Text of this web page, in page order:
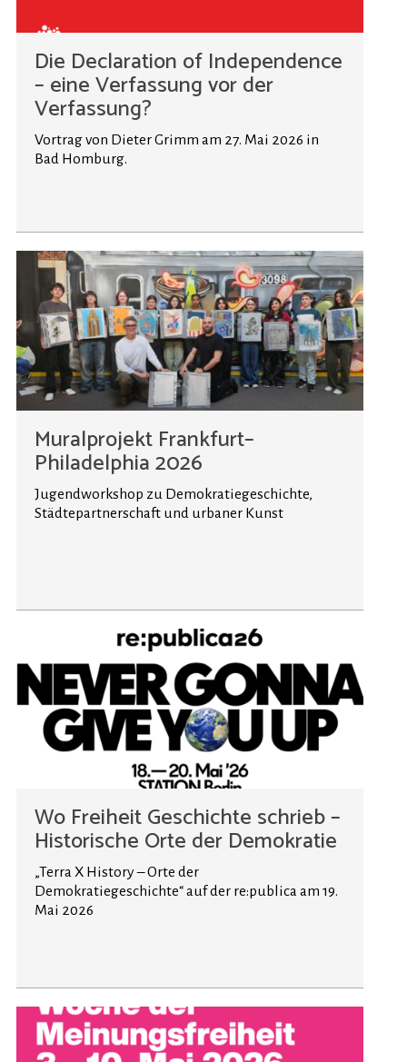
Die Declaration of Independence
– eine Verfassung vor der
Verfassung?
Vortrag von Dieter Grimm am 27. Mai 2026 in
Bad Homburg.
Muralprojekt Frankfurt–
Philadelphia 2026
Jugendworkshop zu Demokratiegeschichte,
Städtepartnerschaft und urbaner Kunst
Wo Freiheit Geschichte schrieb –
Historische Orte der Demokratie
„Terra X History – Orte der
Demokratiegeschichte“ auf der re:publica am 19.
Mai 2026